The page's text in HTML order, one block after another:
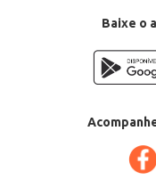
Baixe o